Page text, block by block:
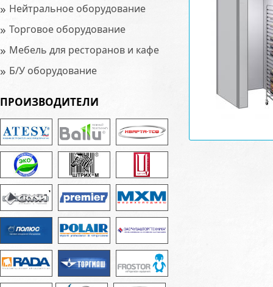
» Нейтральное оборудование
» Торговое оборудование
» Мебель для ресторанов и кафе
» Б/У оборудование
ПРОИЗВОДИТЕЛИ